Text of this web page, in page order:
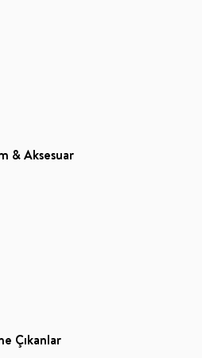
& Aksesuar
Çıkanlar